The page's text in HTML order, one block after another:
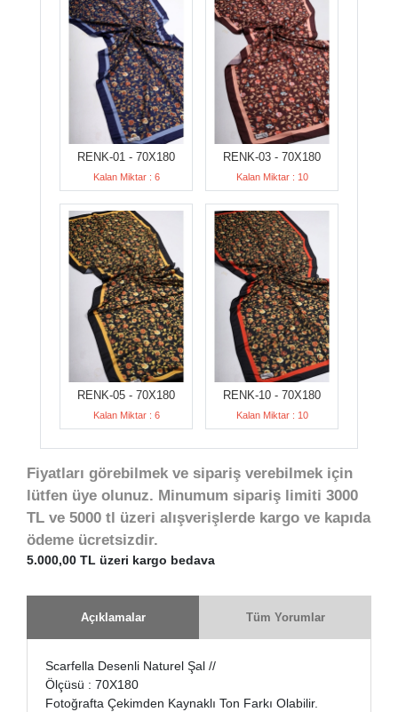
RENK-01 - 70X180
Kalan Miktar : 6
RENK-03 - 70X180
Kalan Miktar : 10
RENK-05 - 70X180
Kalan Miktar : 6
RENK-10 - 70X180
Kalan Miktar : 10
Fiyatları görebilmek ve sipariş verebilmek için
lütfen üye olunuz. Minumum sipariş limiti 3000
TL ve 5000 tl üzeri alışverişlerde kargo ve kapıda
ödeme ücretsizdir.
5.000,00 TL üzeri kargo bedava
Açıklamalar Tüm Yorumlar
Scarfella Desenli Naturel Şal //
Ölçüsü : 70X180
Fotoğrafta Çekimden Kaynaklı Ton Farkı Olabilir.